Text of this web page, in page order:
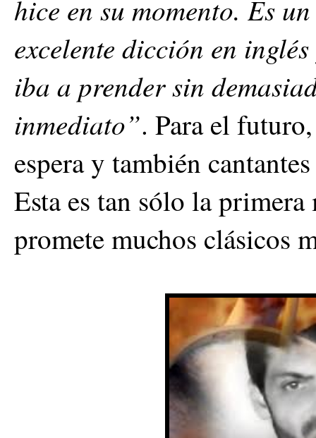
hice en su momento. Es
excelente dicción en
iba a prender sin
inmediato”. Para el
espera y también
Esta es tan sólo la
promete muchos clásicos